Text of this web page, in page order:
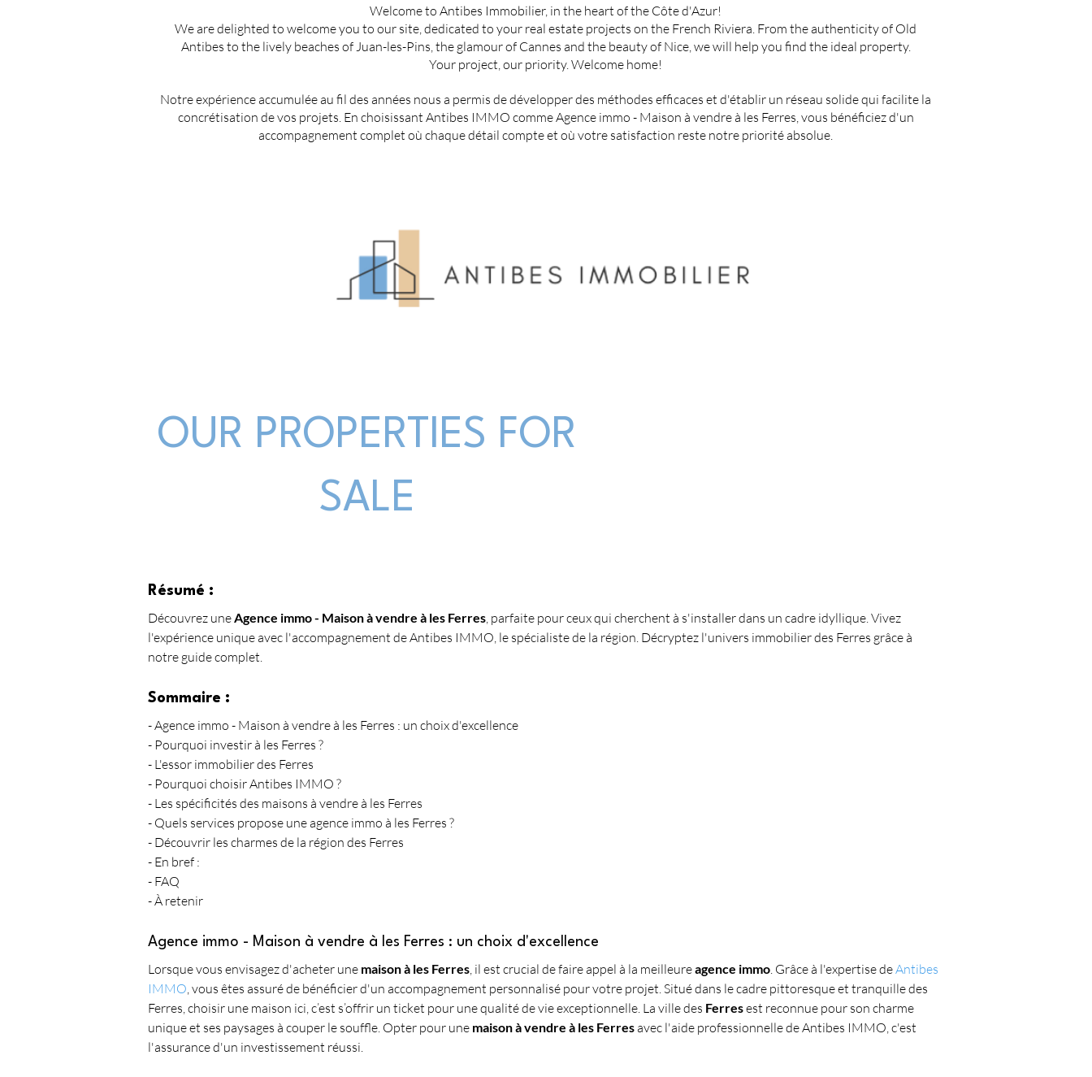
Welcome to Antibes Immobilier, in the heart of the Côte d'Azur!
We are delighted to welcome you to our site, dedicated to your real estate projects on the French Riviera. From the authenticity of Old
Antibes to the lively beaches of Juan-les-Pins, the glamour of Cannes and the beauty of Nice, we will help you find the ideal property.
Your project, our priority. Welcome home!
Notre expérience accumulée au fil des années nous a permis de développer des méthodes efficaces et d'établir un réseau solide qui facilite la
concrétisation de vos projets. En choisissant Antibes IMMO comme Agence immo - Maison à vendre à les Ferres, vous bénéficiez d'un
accompagnement complet où chaque détail compte et où votre satisfaction reste notre priorité absolue.
OUR PROPERTIES FOR
SALE
Résumé :
Découvrez une Agence immo - Maison à vendre à les Ferres, parfaite pour ceux qui cherchent à s'installer dans un cadre idyllique. Vivez
l'expérience unique avec l'accompagnement de Antibes IMMO, le spécialiste de la région. Décryptez l'univers immobilier des Ferres grâce à
notre guide complet.
Sommaire :
- Agence immo - Maison à vendre à les Ferres : un choix d'excellence
- Pourquoi investir à les Ferres ?
- L'essor immobilier des Ferres
- Pourquoi choisir Antibes IMMO ?
- Les spécificités des maisons à vendre à les Ferres
- Quels services propose une agence immo à les Ferres ?
- Découvrir les charmes de la région des Ferres
- En bref :
- FAQ
- À retenir
Agence immo - Maison à vendre à les Ferres : un choix d'excellence
Lorsque vous envisagez d'acheter une maison à les Ferres, il est crucial de faire appel à la meilleure agence immo. Grâce à l'expertise de Antibes
IMMO, vous êtes assuré de bénéficier d'un accompagnement personnalisé pour votre projet. Situé dans le cadre pittoresque et tranquille des
Ferres, choisir une maison ici, c’est s’offrir un ticket pour une qualité de vie exceptionnelle. La ville des Ferres est reconnue pour son charme
unique et ses paysages à couper le souffle. Opter pour une maison à vendre à les Ferres avec l'aide professionnelle de Antibes IMMO, c'est
l'assurance d'un investissement réussi.